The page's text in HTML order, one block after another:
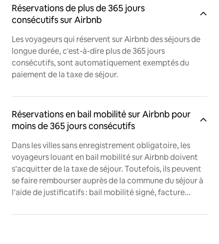
Réservations de plus de 365 jours
consécutifs sur Airbnb
Les voyageurs qui réservent sur Airbnb des séjours de
longue durée, c'est-à-dire plus de 365 jours
consécutifs, sont automatiquement exemptés du
paiement de la taxe de séjour.
Réservations en bail mobilité sur Airbnb pour
moins de 365 jours consécutifs
Dans les villes sans enregistrement obligatoire, les
voyageurs louant en bail mobilité sur Airbnb doivent
s’acquitter de la taxe de séjour. Toutefois, ils peuvent
se faire rembourser auprès de la commune du séjour à
l’aide de justificatifs : bail mobilité signé, facture...